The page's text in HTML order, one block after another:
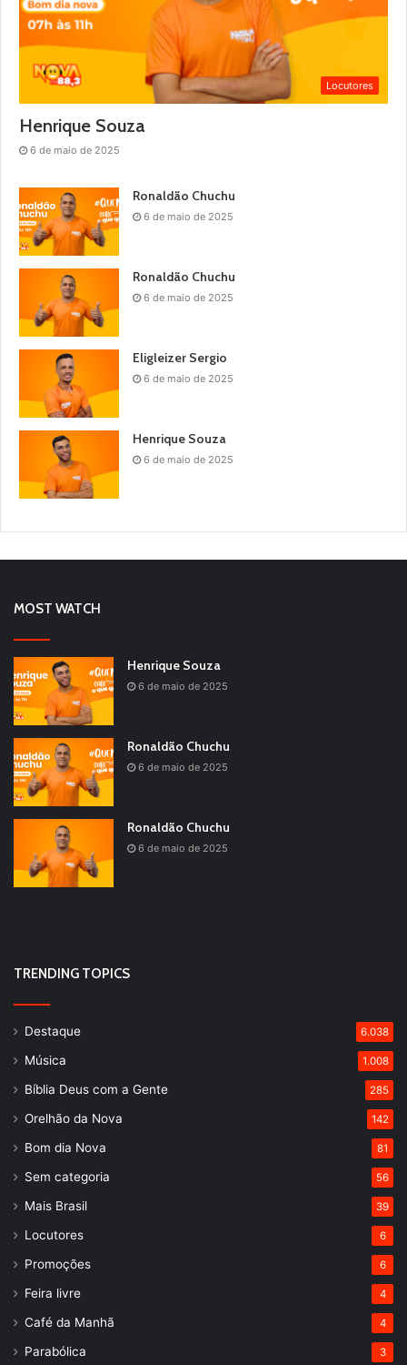
Locutores
Henrique Souza
6 de maio de 2025
Ronaldão Chuchu
6 de maio de 2025
Ronaldão Chuchu
6 de maio de 2025
Eligleizer Sergio
6 de maio de 2025
Henrique Souza
6 de maio de 2025
MOST WATCH
Henrique Souza
6 de maio de 2025
Ronaldão Chuchu
6 de maio de 2025
Ronaldão Chuchu
6 de maio de 2025
TRENDING TOPICS
Destaque 6.038
Música 1.008
Bíblia Deus com a Gente 285
Orelhão da Nova 142
Bom dia Nova 81
Sem categoria 56
Mais Brasil 39
Locutores 6
Promoções 6
Feira livre 4
Café da Manhã 4
Parabólica 3